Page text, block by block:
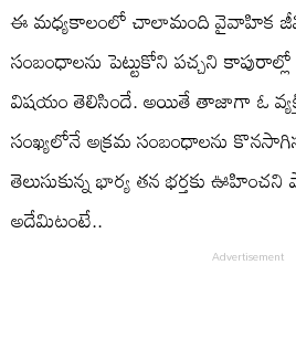
ఈ మధ్యకాలంలో చాలామంది వైవాహిక
సంబంధాలను పెట్టుకోని పచ్చని కాపురాల్లో
విషయం తెలిసిందే. అయితే తాజాగా ఓ
సంఖ్యలోనే అక్రమ సంబంధాలను
తెలుసుకున్న భార్య తన భర్తకు
అదేమిటంటే..